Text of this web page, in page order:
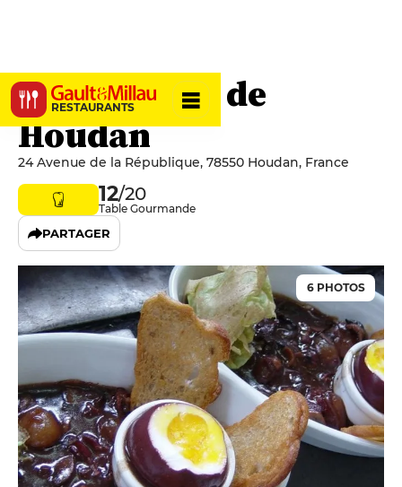
RESTAURANTS
La Poularde de
Houdan
24 Avenue de la République, 78550 Houdan, France
12/20
Table Gourmande
PARTAGER
6 PHOTOS